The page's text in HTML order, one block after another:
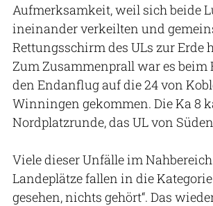
Aufmerksamkeit, weil sich beide
ineinander verkeilten und
Rettungsschirm des ULs zur Erde
Zum Zusammenprall war es beim
den Endanflug auf die 24 von
Winningen gekommen. Die Ka 8
Nordplatzrunde, das UL von
Viele dieser Unfälle im
Landeplätze fallen in die
gesehen, nichts gehört“. Das